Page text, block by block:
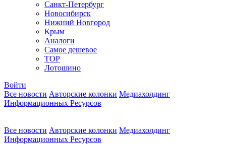
Санкт-Петербург
Новосибирск
Нижний Новгород
Крым
Аналоги
Самое дешевое
TOP
Лотошино
Войти
Все новости Авторские колонки Медиахолдинг
Информационных Ресурсов
Все новости Авторские колонки Медиахолдинг
Информационных Ресурсов